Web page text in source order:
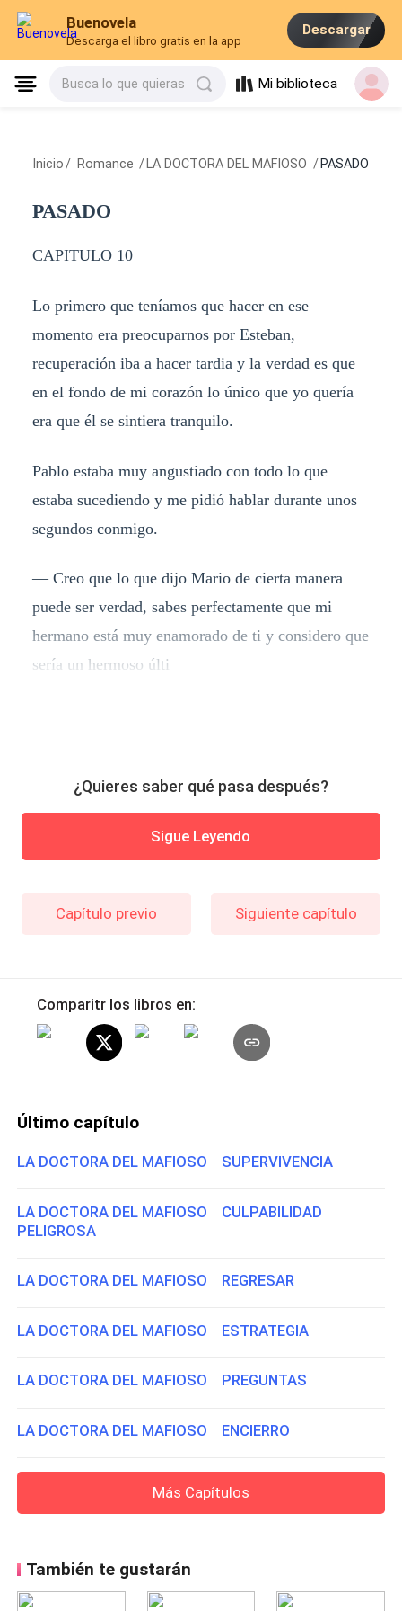
Buenovela
Descarga el libro gratis en la app
Descargar
Busca lo que quieras Mi biblioteca
Inicio / Romance / LA DOCTORA DEL MAFIOSO / PASADO
PASADO
CAPITULO 10
Lo primero que teníamos que hacer en ese
momento era preocuparnos por Esteban,
recuperación iba a hacer tardia y la verdad es que
en el fondo de mi corazón lo único que yo quería
era que él se sintiera tranquilo.
Pablo estaba muy angustiado con todo lo que
estaba sucediendo y me pidió hablar durante unos
segundos conmigo.
— Creo que lo que dijo Mario de cierta manera
puede ser verdad, sabes perfectamente que mi
hermano está muy enamorado de ti y considero que
sería un hermoso últi
¿Quieres saber qué pasa después?
Sigue Leyendo
Capítulo previo Siguiente capítulo
Comparitr los libros en:
Último capítulo
LA DOCTORA DEL MAFIOSO SUPERVIVENCIA
LA DOCTORA DEL MAFIOSO CULPABILIDAD
PELIGROSA
LA DOCTORA DEL MAFIOSO REGRESAR
LA DOCTORA DEL MAFIOSO ESTRATEGIA
LA DOCTORA DEL MAFIOSO PREGUNTAS
LA DOCTORA DEL MAFIOSO ENCIERRO
Más Capítulos
También te gustarán